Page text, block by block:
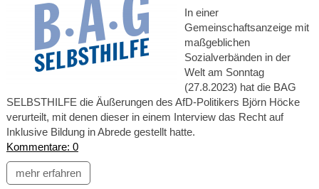
In einer
Gemeinschaftsanzeige mit
maßgeblichen
Sozialverbänden in der
Welt am Sonntag
(27.8.2023) hat die BAG
SELBSTHILFE die Äußerungen des AfD-Politikers Björn Höcke
verurteilt, mit denen dieser in einem Interview das Recht auf
Inklusive Bildung in Abrede gestellt hatte.
Kommentare: 0
mehr erfahren